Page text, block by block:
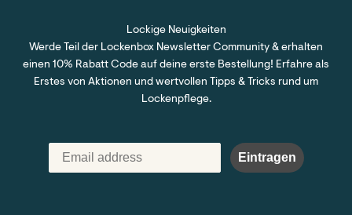
Lockige Neuigkeiten
Werde Teil der Lockenbox Newsletter Community & erhalten
einen 10% Rabatt Code auf deine erste Bestellung! Erfahre als
Erstes von Aktionen und wertvollen Tipps & Tricks rund um
Lockenpflege.
Eintragen